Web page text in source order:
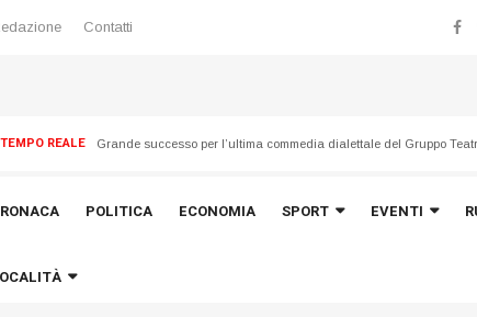
Contatti
TEMPO REALE
Emergenza maltempo del 21 luglio, avviata la ricognizione dei
POLITICA ECONOMIA SPORT EVENTI